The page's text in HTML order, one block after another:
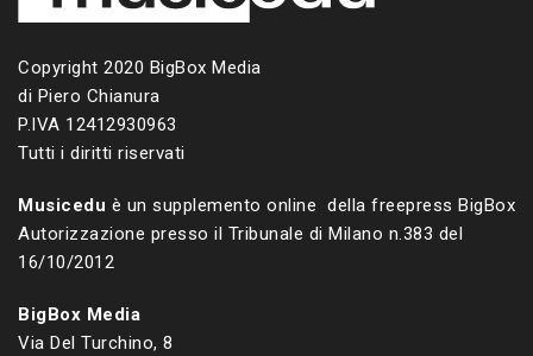
Copyright 2020 BigBox Media
di Piero Chianura
P.IVA 12412930963
Tutti i diritti riservati
Musicedu è un supplemento online della freepress BigBox
Autorizzazione presso il Tribunale di Milano n.383 del
16/10/2012
BigBox Media
Via Del Turchino, 8